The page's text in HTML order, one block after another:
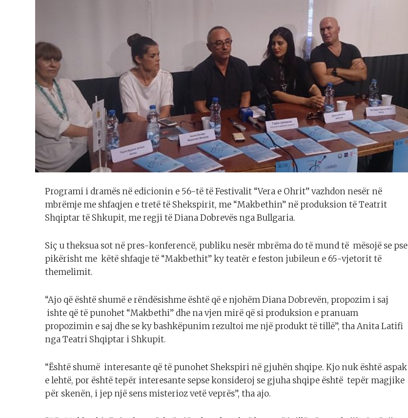
Programi i dramës në edicionin e 56-të të Festivalit “Vera e Ohrit” vazhdon nesër në
mbrëmje me shfaqjen e tretë të Shekspirit, me “Makbethin” në produksion të Teatrit
Shqiptar të Shkupit, me regji të Diana Dobrevës nga Bullgaria.
Siç u theksua sot në pres-konferencë, publiku nesër mbrëma do të mund të mësojë se pse
pikërisht me këtë shfaqje të “Makbethit” ky teatër e feston jubileun e 65-vjetorit të
themelimit.
“Ajo që është shumë e rëndësishme është që e njohëm Diana Dobrevën, propozim i saj
ishte që të punohet “Makbethi” dhe na vjen mirë që si produksion e pranuam
propozimin e saj dhe se ky bashkëpunim rezultoi me një produkt të tillë”, tha Anita Latifi
nga Teatri Shqiptar i Shkupit.
“Është shumë interesante që të punohet Shekspiri në gjuhën shqipe. Kjo nuk është aspak
e lehtë, por është tepër interesante sepse konsideroj se gjuha shqipe është tepër magjike
për skenën, i jep një sens misterioz vetë veprës”, tha ajo.